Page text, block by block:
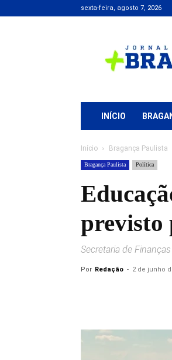
sexta-feira, agosto 7, 2026
+
Bragança
INÍCIO
Início Bragança Paulista
Bragança Paulista Política
previsto
Secretaria de
Por Redação - 2 de junho